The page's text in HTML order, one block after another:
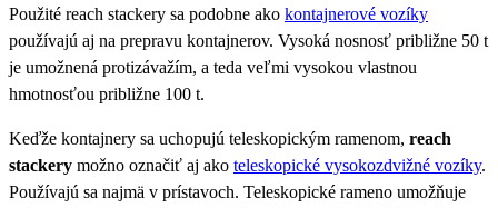
Použité reach stackery sa podobne ako kontajnerové vozíky
používajú aj na prepravu kontajnerov. Vysoká nosnosť približne 50 t
je umožnená protizávažím, a teda veľmi vysokou vlastnou
hmotnosťou približne 100 t.
Keďže kontajnery sa uchopujú teleskopickým ramenom, reach
stackery možno označiť aj ako teleskopické vysokozdvižné vozíky.
Používajú sa najmä v prístavoch. Teleskopické rameno umožňuje